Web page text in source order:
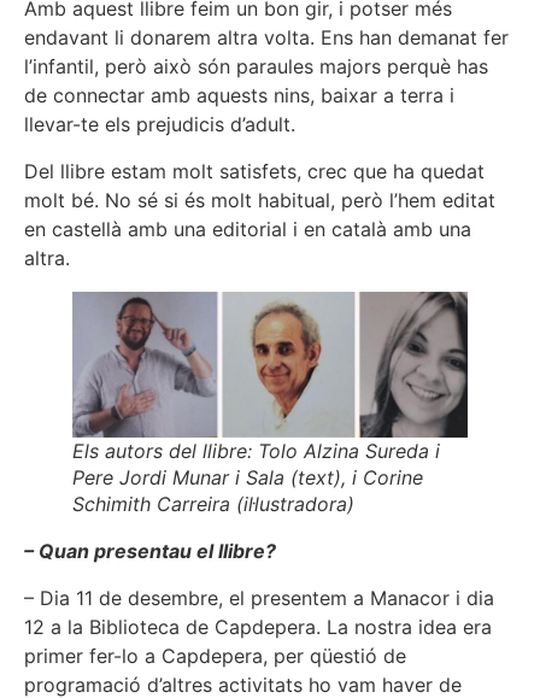
Amb aquest llibre feim un bon gir, i potser més
endavant li donarem altra volta. Ens han demanat fer
l’infantil, però això són paraules majors perquè has
de connectar amb aquests nins, baixar a terra i
llevar-te els prejudicis d’adult.
Del llibre estam molt satisfets, crec que ha quedat
molt bé. No sé si és molt habitual, però l’hem editat
en castellà amb una editorial i en català amb una
altra.
Els autors del llibre: Tolo Alzina Sureda i
Pere Jordi Munar i Sala (text), i Corine
Schimith Carreira (il·lustradora)
– Quan presentau el llibre?
– Dia 11 de desembre, el presentem a Manacor i dia
12 a la Biblioteca de Capdepera. La nostra idea era
primer fer-lo a Capdepera, per qüestió de
programació d’altres activitats ho vam haver de